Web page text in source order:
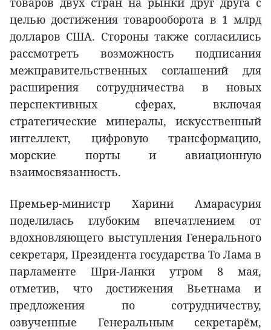
целью достижения товарооборота в 1 млрд
долларов США. Стороны также согласились
рассмотреть возможность подписания
межправительственных соглашений для
расширения сотрудничества в новых
перспективных сферах, включая
стратегические минералы, искусственный
интеллект, цифровую трансформацию,
морские порты и авиационную
взаимосвязанность.
Премьер-министр Харини Амарасурия
поделилась глубоким впечатлением от
вдохновляющего выступления Генерального
секретаря, Президента государства То Лама в
парламенте Шри-Ланки утром 8 мая,
отметив, что достижения Вьетнама и
предложения по сотрудничеству,
озвученные Генеральным секретарём,